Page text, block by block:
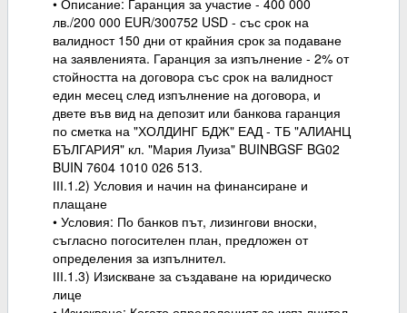
• Описание: Гаранция за участие - 400 000
лв./200 000 EUR/300752 USD - със срок на
валидност 150 дни от крайния срок за подаване
на заявленията. Гаранция за изпълнение - 2% от
стойността на договора със срок на валидност
един месец след изпълнение на договора, и
двете във вид на депозит или банкова гаранция
по сметка на "ХОЛДИНГ БДЖ" ЕАД - ТБ "АЛИАНЦ
БЪЛГАРИЯ" кл. "Мария Луиза" BUINBGSF BG02
BUIN 7604 1010 026 513.
ІІІ.1.2) Условия и начин на финансиране и
плащане
• Условия: По банков път, лизингови вноски,
съгласно погосителен план, предложен от
определения за изпълнител.
ІІІ.1.3) Изискване за създаване на юридическо
лице